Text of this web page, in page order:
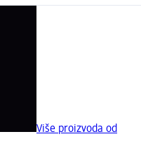
Više proizvoda od